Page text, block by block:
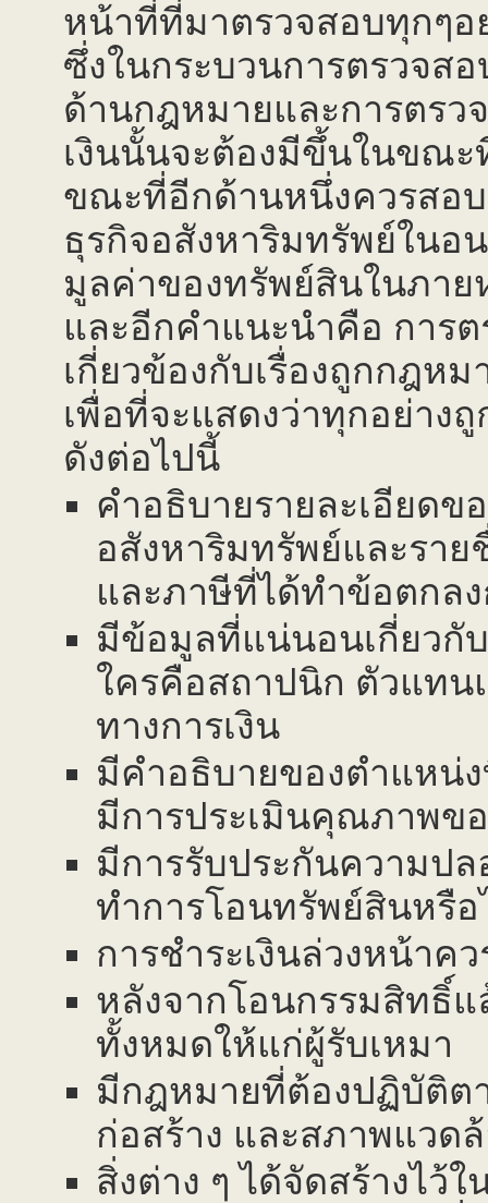
หน้าที่ที่มาตรวจสอบทุกๆอ
ซึ่งในกระบวนการตรวจส
ด้านกฎหมายและการตรว
เงินนั้นจะต้องมีขึ้นในขณะ
ขณะที่อีกด้านหนึ่งควรสอ
ธุรกิจอสังหาริมทรัพย์ในอ
มูลค่าของทรัพย์สินในภาย
และอีกคำแนะนำคือ การ
เกี่ยวข้องกับเรื่องถูกกฎห
เพื่อที่จะแสดงว่าทุกอย่าง
ดังต่อไปนี้
คำอธิบายรายละเอียดข
อสังหาริมทรัพย์และรา
และภาษีที่ได้ทำข้อตกล
มีข้อมูลที่แน่นอนเกี่ยวกั
ใครคือสถาปนิก ตัวแท
ทางการเงิน
มีคำอธิบายของตำแหน่
มีการประเมินคุณภาพข
มีการรับประกันความป
ทำการโอนทรัพย์สินหรือ
การชำระเงินล่วงหน้าค
หลังจากโอนกรรมสิทธิ์แ
ทั้งหมดให้แก่ผู้รับเหมา
มีกฎหมายที่ต้องปฏิบัติต
ก่อสร้าง และสภาพแวด
สิ่งต่าง ๆ ได้จัดสร้างไว้